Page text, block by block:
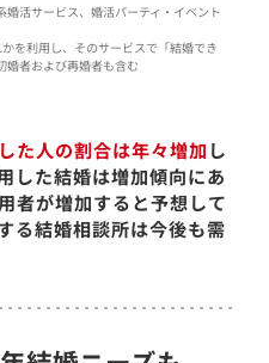
活サービス、婚活パーティ・イベント
を利用し、そのサービスで「結婚でき
者および再婚者も含む
た人の割合は年々増加 し
した結婚は増加傾向にあ
者が増加すると予想して
る結婚相談所は今後も需